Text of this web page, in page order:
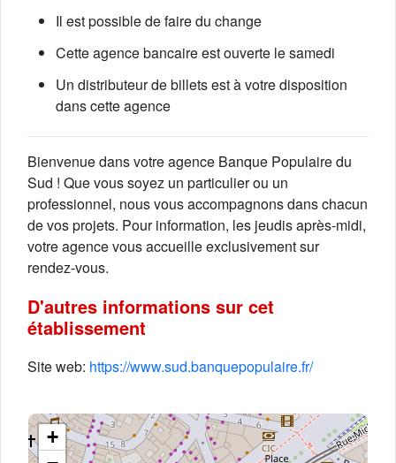
Il est possible de faire du change
Cette agence bancaire est ouverte le samedi
Un distributeur de billets est à votre disposition
dans cette agence
Bienvenue dans votre agence Banque Populaire du
Sud ! Que vous soyez un particulier ou un
professionnel, nous vous accompagnons dans chacun
de vos projets. Pour information, les jeudis après-midi,
votre agence vous accueille exclusivement sur
rendez-vous.
D'autres informations sur cet
établissement
Site web: https://www.sud.banquepopulaire.fr/
+